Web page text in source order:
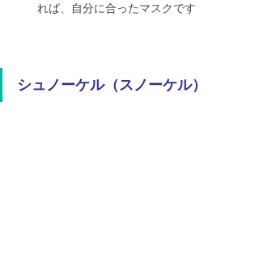
れば、自分に合ったマスクです
シュノーケル（スノーケル）